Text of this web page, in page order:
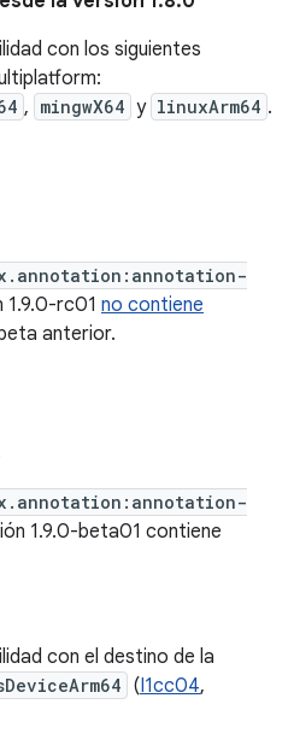
con los siguientes
, mingwX64 y linuxArm64 .
1.9.0-rc01 no contiene
anterior.
1.9.0-beta01 contiene
con el destino de la
(I1cc04,